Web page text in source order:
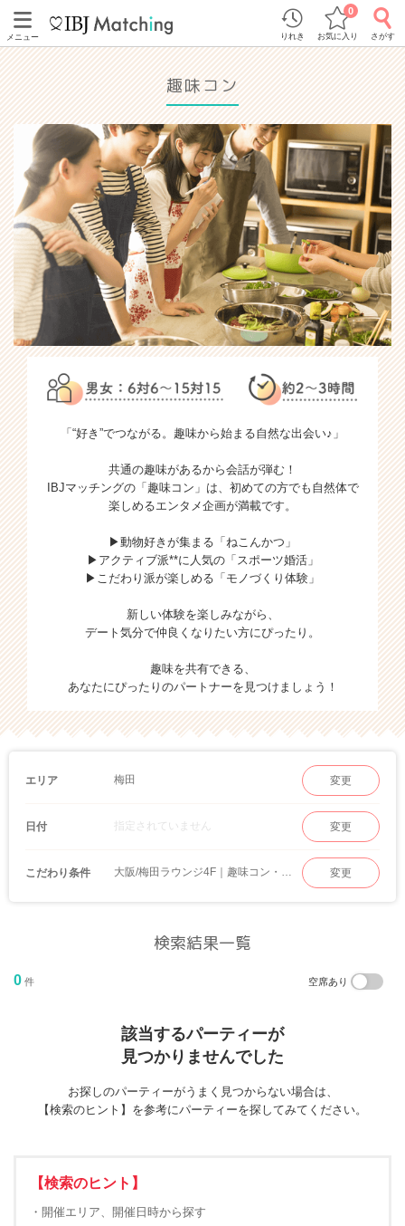
メニュー りれき お気に入り
0
さがす
趣味コン
「“好き”でつながる。趣味から始まる自然な出会い♪」
共通の趣味があるから会話が弾む！
IBJマッチングの「趣味コン」は、初めての方でも自然体で
楽しめるエンタメ企画が満載です。
▶動物好きが集まる「ねこんかつ」
▶アクティブ派**に人気の「スポーツ婚活」
▶こだわり派が楽しめる「モノづくり体験」
新しい体験を楽しみながら、
デート気分で仲良くなりたい方にぴったり。
趣味を共有できる、
あなたにぴったりのパートナーを見つけましょう！
エリア 梅田 変更
日付 指定されていません 変更
こだわり条件 大阪/梅田ラウンジ4F｜趣味コン・体験コン 変更
検索結果一覧
0 件 空席あり
該当するパーティーが
見つかりませんでした
お探しのパーティーがうまく見つからない場合は、
【検索のヒント】を参考にパーティーを探してみてください。
【検索のヒント】
・開催エリア、開催日時から探す